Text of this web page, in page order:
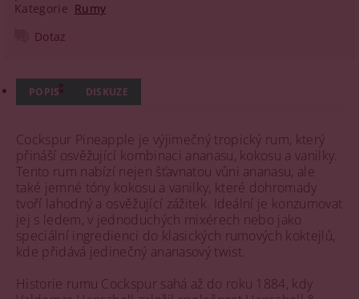
Kategorie Rumy
Dotaz
POPIS DISKUZE
Cockspur Pineapple je výjimečný tropický rum, který
přináší osvěžující kombinaci ananasu, kokosu a vanilky.
Tento rum nabízí nejen šťavnatou vůni ananasu, ale
také jemné tóny kokosu a vanilky, které dohromady
tvoří lahodný a osvěžující zážitek. Ideální je konzumovat
jej s ledem, v jednoduchých mixérech nebo jako
speciální ingredienci do klasických rumových koktejlů,
kde přidává jedinečný ananasový twist.
Historie rumu Cockspur sahá až do roku 1884, kdy